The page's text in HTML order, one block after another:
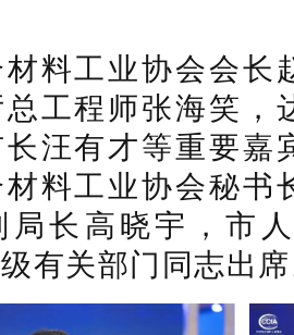
料工业协会会长
工程师张海笑，
长汪有才等重要嘉
料工业协会秘书
局长高晓宇，市
有关部门同志出